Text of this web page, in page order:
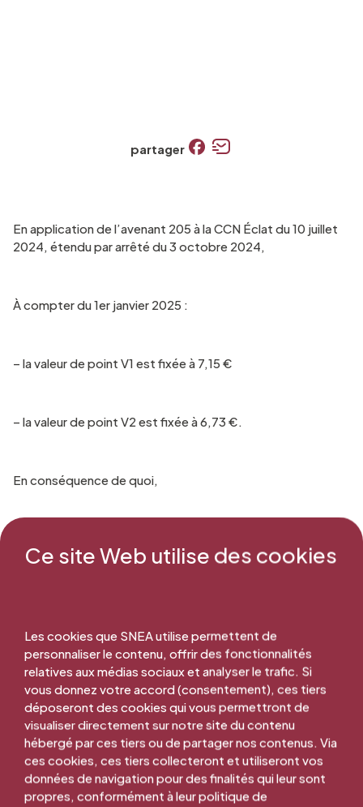
Ce site Web utilise des cookies
Les cookies que SNEA utilise permettent de
personnaliser le contenu, offrir des fonctionnalités
relatives aux médias sociaux et analyser le trafic. Si
vous donnez votre accord (consentement), ces tiers
déposeront des cookies qui vous permettront de
visualiser directement sur notre site du contenu
hébergé par ces tiers ou de partager nos contenus. Via
ces cookies, ces tiers collecteront et utiliseront vos
données de navigation pour des finalités qui leur sont
propres, conformément à leur politique de
partager
En application de l’avenant 205 à la CCN Éclat du 10 juillet
2024, étendu par arrêté du 3 octobre 2024,
À compter du 1er janvier 2025 :
– la valeur de point V1 est fixée à 7,15 €
– la valeur de point V2 est fixée à 6,73 €.
En conséquence de quoi,
s’établit de la manière suivante :
pour un temps plein (26 heures) ;
Le salaire mensuel de base pour un professeur s’établit de
la manière suivante :